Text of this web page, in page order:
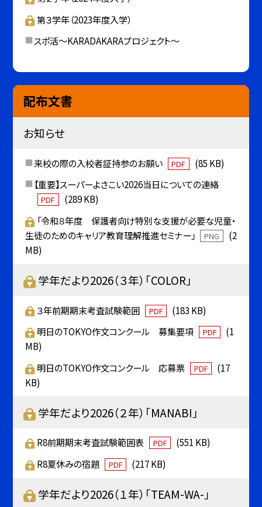
第３学年（2023年度入学）
スポ活～KARADAKARAプロジェクト～
配布文書
お知らせ
来校の際の入校者証持参のお願い PDF
(85 KB)
【重要】スーパーよさこい2026当日についての連絡
PDF
(289 KB)
「令和８年度 保護者向け特別な支援が必要な児童・
生徒のためのキャリア教育理解推進セミナー」
PNG
(2
MB)
学年だより2026（３年）「COLOR」
３年前期期末考査試験範囲 PDF
(183 KB)
明日のTOKYO作文コンクール 募集要項
PDF
(1
MB)
明日のTOKYO作文コンクール 応募票
PDF
(17
KB)
学年だより2026（２年）「MANABI」
R8前期期末考査試験範囲表 PDF
(551 KB)
R8夏休みの宿題
PDF (217 KB)
学年だより2026（１年）「TEAM-WA-」